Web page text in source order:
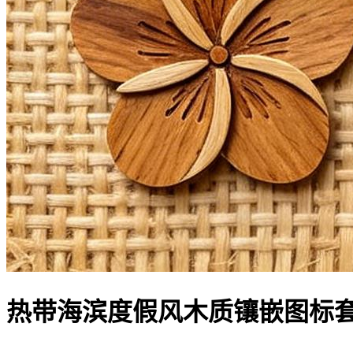
热带海滨度假风木质镶嵌图标